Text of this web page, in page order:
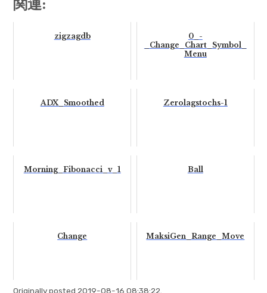
関連:
zigzagdb
0_-
_Change_Chart_Symbol_
Menu
ADX_Smoothed Zerolagstochs-1
Morning_Fibonacci_v_1 Ball
Change MaksiGen_Range_Move
Originally posted 2019-08-16 08:38:22.